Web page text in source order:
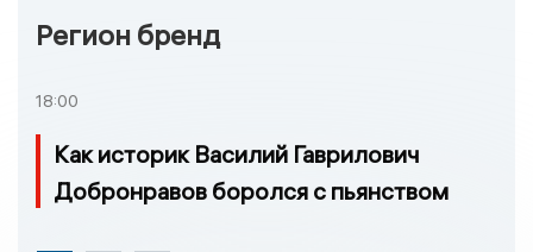
Регион бренд
18:00
Как историк Василий Гаврилович
Добронравов боролся с пьянством